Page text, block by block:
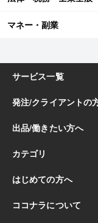
マネー・副業